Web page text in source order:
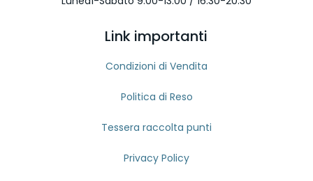
Link importanti
Condizioni di Vendita
Politica di Reso
Tessera raccolta punti
Privacy Policy